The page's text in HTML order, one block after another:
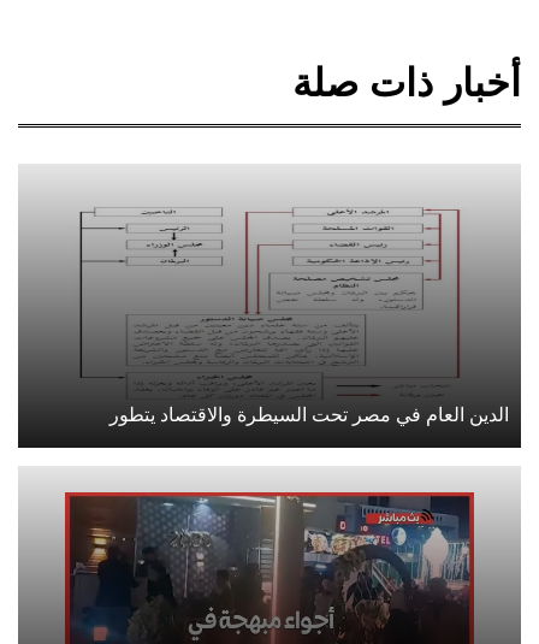
أخبار ذات صلة
الدين العام في مصر تحت السيطرة والاقتصاد يتطور